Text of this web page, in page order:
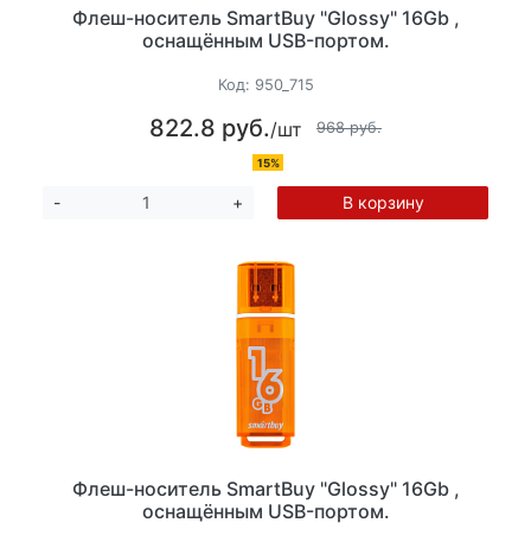
Флеш-носитель SmartBuy "Glossy" 16Gb ,
оснащённым USB-портом.
Код: 950_715
822.8 руб./шт 968 руб.
15%
- + В корзину
Флеш-носитель SmartBuy "Glossy" 16Gb ,
оснащённым USB-портом.